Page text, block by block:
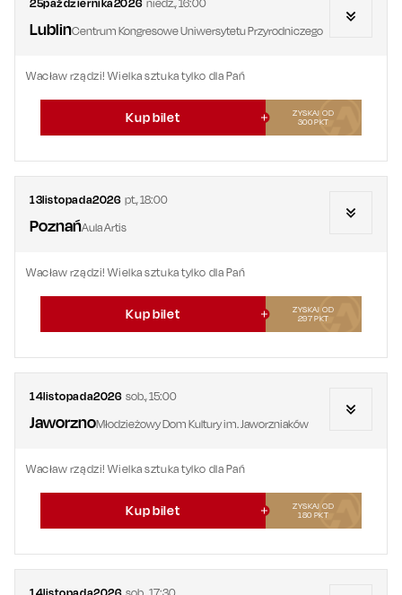
25października2026 niedz.,16:00
LublinCentrum Kongresowe Uniwersytetu Przyrodniczego
Wacław rządzi! Wielka sztuka tylko dla Pań
Kup bilet
ZYSKAJ OD
300PKT
13listopada2026 pt.,18:00
PoznańAula Artis
Wacław rządzi! Wielka sztuka tylko dla Pań
Kup bilet
ZYSKAJ OD
297PKT
14listopada2026 sob.,15:00
JaworznoMłodzieżowy Dom Kultury im. Jaworzniaków
Wacław rządzi! Wielka sztuka tylko dla Pań
Kup bilet
ZYSKAJ OD
180 PKT